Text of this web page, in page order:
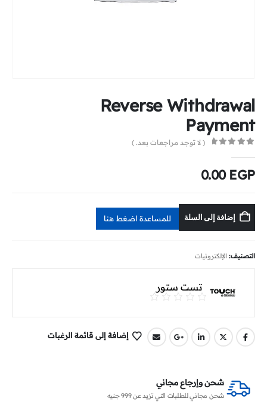
Reverse Withdrawal
Payment
( لا توجد مراجعات بعد. )
0.00 EGP
إضافة إلى السلة للمساعدة اضغط هنا
التصنيف: الإلكترونيات
تست ستور
إضافة إلى قائمة الرغبات
شحن وإرجاع مجاني
شحن مجاني للطلبات التي تزيد عن 999 جنيه